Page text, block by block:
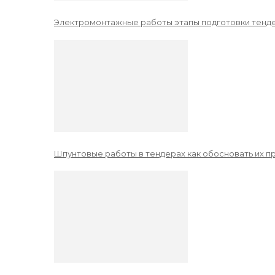
Электромонтажные работы этапы подготовки
Шпунтовые работы в тендерах как обосновать их